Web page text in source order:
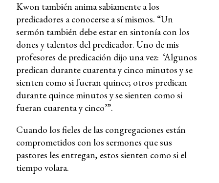
Kwon también anima sabiamente a los
predicadores a conocerse a sí mismos. “Un
sermón también debe estar en sintonía con los
dones y talentos del predicador. Uno de mis
profesores de predicación dijo una vez: ‘Algunos
predican durante cuarenta y cinco minutos y se
sienten como si fueran quince; otros predican
durante quince minutos y se sienten como si
fueran cuarenta y cinco’”.
Cuando los fieles de las congregaciones están
comprometidos con los sermones que sus
pastores les entregan, estos sienten como si el
tiempo volara.